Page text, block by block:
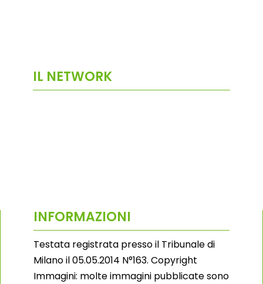
IL NETWORK
INFORMAZIONI
Testata registrata presso il Tribunale di
Milano il 05.05.2014 N°163. Copyright
Immagini: molte immagini pubblicate sono